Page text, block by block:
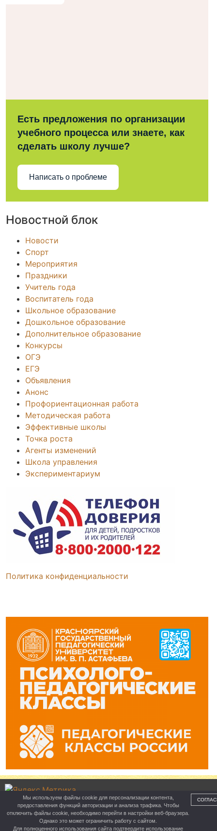
Есть предложения по организации
учебного процесса или знаете, как
сделать школу лучше?
Написать о проблеме
Новостной блок
Новости
Спорт
Мероприятия
Праздники
Учитель года
Воспитатель года
Школьное образование
Дошкольное образование
Дополнительное образование
Конкурсы
ОГЭ
ЕГЭ
Объявления
Анонс
Профориентационная работа
Методическая работа
Эффективные школы
Точка роста
Агенты изменений
Школа управления
Экспериментариум
Политика конфиденциальности
Управление образования
Мы используем файлы cookie для персонализации контента,
предоставления функций авторизации и анализа трафика. Чтобы
отключить файлы cookie, необходимо перейти в настройки веб-браузера.
Однако это может ограничить работу с сайтом.
Для полноценного использования сайта подтвердите использование